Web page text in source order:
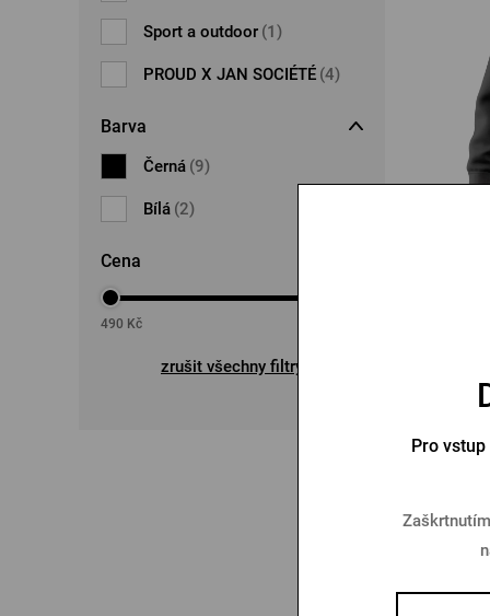
Sport a outdoor (1)
PROUD X JAN SOCIÉTÉ (4)
Barva
Černá (9)
Bílá (2)
Cena
490 Kč
zrušit všechny filtry
Pro